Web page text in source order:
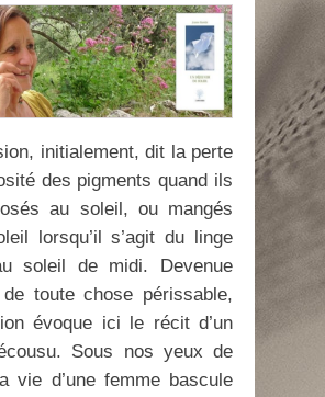
initialement, dit la perte
des pigments quand ils
au soleil, ou mangés
lorsqu’il s’agit du linge
soleil de midi. Devenue
toute chose périssable,
évoque ici le récit d’un
Sous nos yeux de
vie d’une femme bascule